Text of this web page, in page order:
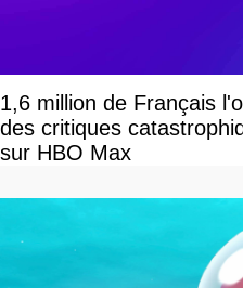
1,6 million de Français
des critiques
sur HBO Max